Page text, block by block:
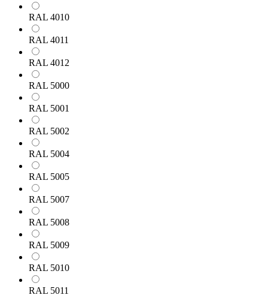
RAL 4010
RAL 4011
RAL 4012
RAL 5000
RAL 5001
RAL 5002
RAL 5004
RAL 5005
RAL 5007
RAL 5008
RAL 5009
RAL 5010
RAL 5011